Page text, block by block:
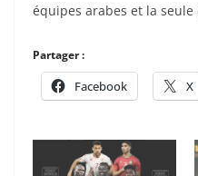
équipes arabes et la
Partager :
Facebook X